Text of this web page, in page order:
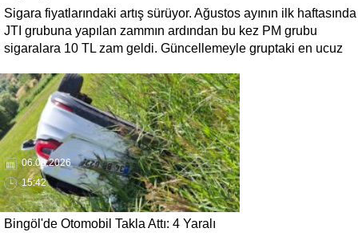
Sigara fiyatlarındaki artış sürüyor. Ağustos ayının ilk haftasında
JTI grubuna yapılan zammın ardından bu kez PM grubu
sigaralara 10 TL zam geldi. Güncellemeyle gruptaki en ucuz
06.08.2026
15:42
Bingöl'de Otomobil Takla Attı: 4 Yaralı